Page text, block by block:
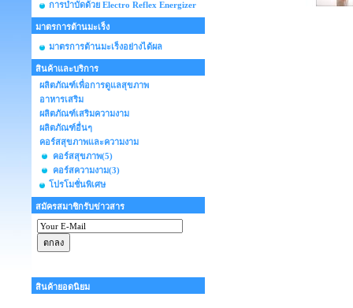
การบำบัดด้วย Electro Reflex Energizer
มาตรการต้านมะเร็ง
มาตรการต้านมะเร็งอย่างได้ผล
สินค้าและบริการ
ผลิตภัณฑ์เพื่อการดูแลสุขภาพ
อาหารเสริม
ผลิตภัณฑ์เสริมความงาม
ผลิตภัณฑ์อื่นๆ
คอร์สสุขภาพและความงาม
คอร์สสุขภาพ(5)
คอร์สความงาม(3)
โปรโมชั่นพิเศษ
สมัครสมาชิกรับข่าวสาร
สินค้ายอดนิยม